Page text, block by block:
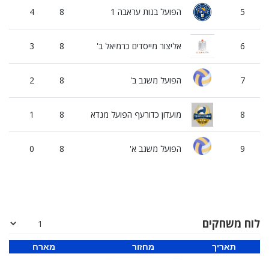
4 8 הפועל בנות עראבה 1 5
3 8 אליצור מייסדים כרמיאל ב' 6
2 8 הפועל משגב ב' 7
1 8 מועדון כדורעף הפועל מנדא 8
0 8 הפועל משגב א' 9
לוח משחקים
מארח מחזור תאריך